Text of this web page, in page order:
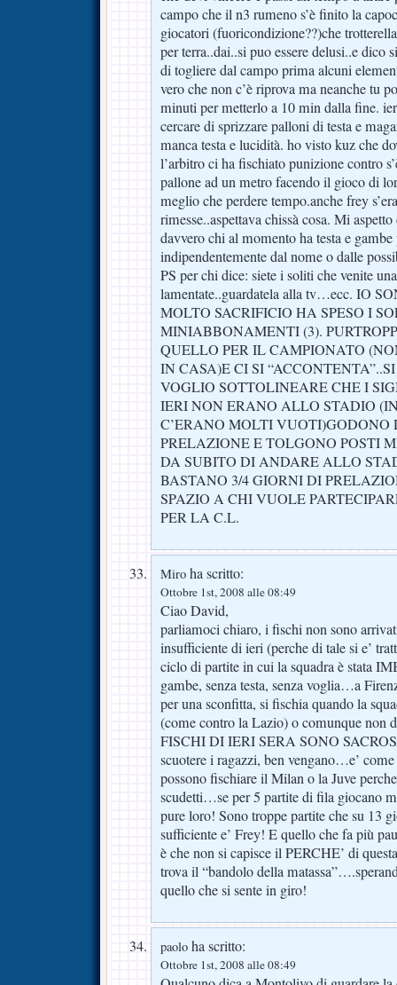
campo che il n3 rumeno s’è finito la
giocatori (fuoricondizione??)che
per terra..dai..si puo essere delusi..e dico
di togliere dal campo prima alcuni
vero che non c’è riprova ma neanche tu
minuti per metterlo a 10 min dalla fine.
cercare di sprizzare palloni di testa e
manca testa e lucidità. ho visto kuz che
l’arbitro ci ha fischiato punizione contro
pallone ad un metro facendo il gioco di
meglio che perdere tempo.anche frey
rimesse..aspettava chissà cosa. Mi
davvero chi al momento ha testa e
indipendentemente dal nome o dalle
PS per chi dice: siete i soliti che venite
lamentate..guardatela alla tv…ecc. IO
MOLTO SACRIFICIO HA SPESO I
MINIABBONAMENTI (3).
QUELLO PER IL CAMPIONATO
IN CASA)E CI SI
VOGLIO SOTTOLINEARE CHE I
IERI NON ERANO ALLO STADIO
C’ERANO MOLTI VUOTI)GODONO
PRELAZIONE E TOLGONO POSTI
DA SUBITO DI ANDARE ALLO
BASTANO 3/4 GIORNI DI
SPAZIO A CHI VUOLE
PER LA C.L.
Miro ha scritto:
Ottobre 1st, 2008 alle 08:49
Ciao David,
parliamoci chiaro, i fischi non sono
insufficiente di ieri (perche di tale si e’
ciclo di partite in cui la squadra è stata
gambe, senza testa, senza voglia…a
per una sconfitta, si fischia quando la
(come contro la Lazio) o comunque non
FISCHI DI IERI SERA SONO
scuotere i ragazzi, ben vengano…e’
possono fischiare il Milan o la Juve
scudetti…se per 5 partite di fila giocano
pure loro! Sono troppe partite che su 13
sufficiente e’ Frey! E quello che fa più
è che non si capisce il PERCHE’ di
trova il “bandolo della
quello che si sente in giro!
paolo ha scritto:
Ottobre 1st, 2008 alle 08:49